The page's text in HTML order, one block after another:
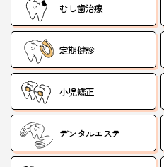
むし歯治療
定期健診
小児矯正
デンタルエステ